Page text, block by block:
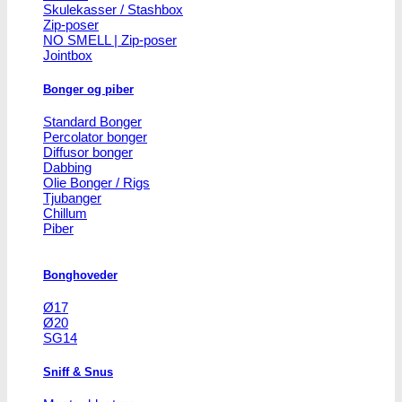
Skulekasser / Stashbox
Zip-poser
NO SMELL | Zip-poser
Jointbox
Bonger og piber
Standard Bonger
Percolator bonger
Diffusor bonger
Dabbing
Olie Bonger / Rigs
Tjubanger
Chillum
Piber
Bonghoveder
Ø17
Ø20
SG14
Sniff & Snus